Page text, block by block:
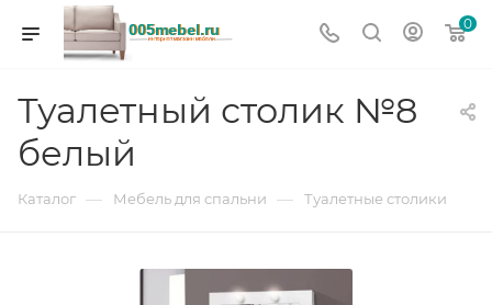
0
Туалетный столик №8
белый
Каталог — Мебель для спальни — Туалетные столики